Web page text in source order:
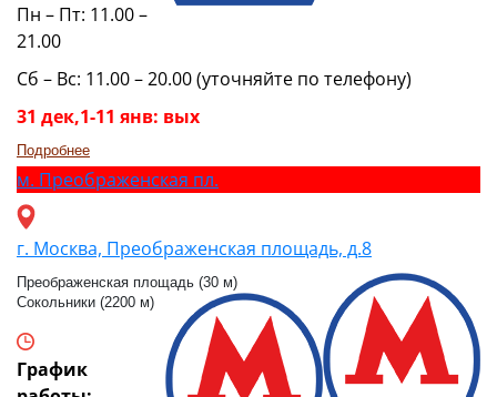
Пн – Пт: 11.00 –
21.00
Сб – Вс: 11.00 – 20.00 (уточняйте по телефону)
31 дек,1-11 янв: вых
Подробнее
м. Преображенская пл.
г. Москва, Преображенская площадь, д.8
Преображенская площадь (30 м)
Сокольники (2200 м)
График